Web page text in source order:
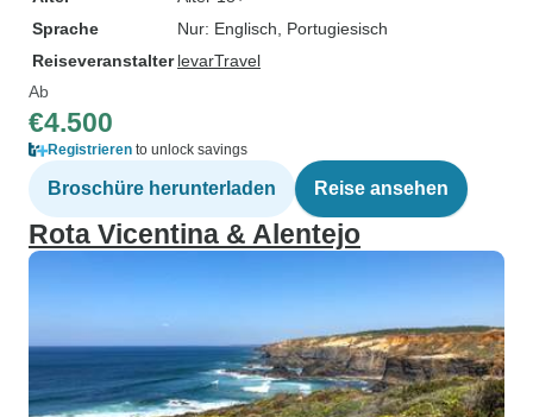
Sprache
Nur: Englisch, Portugiesisch
Reiseveranstalter levarTravel
Ab
€4.500
Registrieren to unlock savings
Broschüre herunterladen Reise ansehen
Rota Vicentina & Alentejo